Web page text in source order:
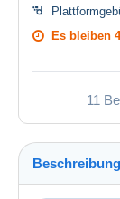
Es bleiben
11
Beschreibung